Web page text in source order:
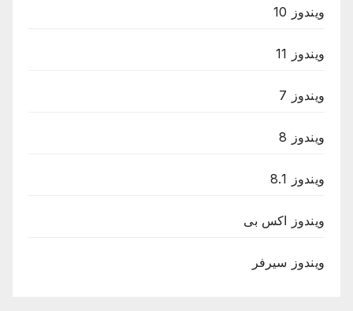
ويندوز 10
ويندوز 11
ويندوز 7
ويندوز 8
ويندوز 8.1
ويندوز اكس بى
ويندوز سيرفر